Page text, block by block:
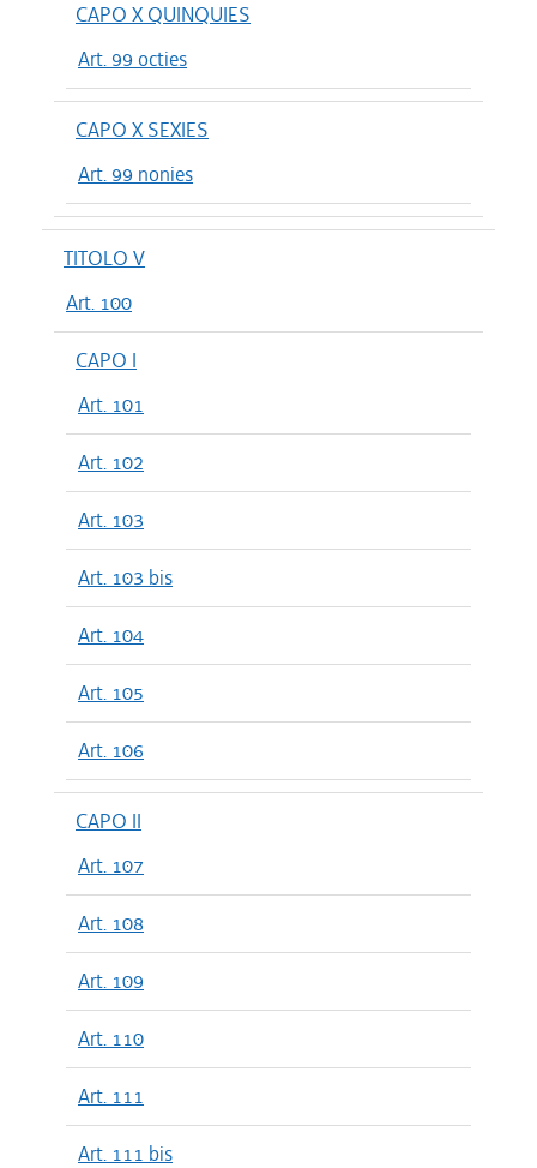
CAPO X QUINQUIES
Art. 99 octies
CAPO X SEXIES
Art. 99 nonies
TITOLO V
Art. 100
CAPO I
Art. 101
Art. 102
Art. 103
Art. 103 bis
Art. 104
Art. 105
Art. 106
CAPO II
Art. 107
Art. 108
Art. 109
Art. 110
Art. 111
Art. 111 bis